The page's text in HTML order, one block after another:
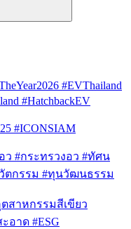
#EVThailand
#HatchbackEV
#ICONSIAM
ว #กระทรวงอว #ทัศน
วัตกรรม #ทุนวัฒนธรรม
ตสาหกรรมสีเขียว
อาด #ESG